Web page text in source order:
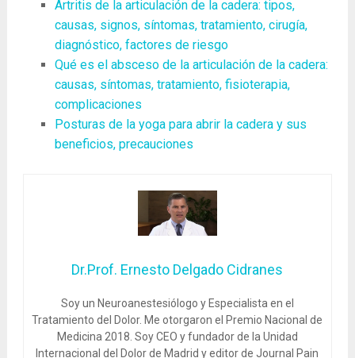
Artritis de la articulación de la cadera: tipos,
causas, signos, síntomas, tratamiento, cirugía,
diagnóstico, factores de riesgo
Qué es el absceso de la articulación de la cadera:
causas, síntomas, tratamiento, fisioterapia,
complicaciones
Posturas de la yoga para abrir la cadera y sus
beneficios, precauciones
Dr.Prof. Ernesto Delgado Cidranes
Soy un Neuroanestesiólogo y Especialista en el
Tratamiento del Dolor. Me otorgaron el Premio Nacional de
Medicina 2018. Soy CEO y fundador de la Unidad
Internacional del Dolor de Madrid y editor de Journal Pain